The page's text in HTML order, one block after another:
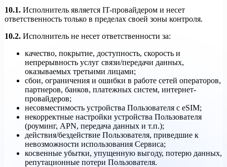
10.1. Исполнитель является IT-провайдером и несет
ответственность только в пределах своей зоны контроля.
10.2. Исполнитель не несет ответственности за:
качество, покрытие, доступность, скорость и
непрерывность услуг связи/передачи данных,
оказываемых третьими лицами;
сбои, ограничения и ошибки в работе сетей операторов,
партнеров, банков, платежных систем, интернет-
провайдеров;
несовместимость устройства Пользователя с eSIM;
некорректные настройки устройства Пользователя
(роуминг, APN, передача данных и т.п.);
действия/бездействие Пользователя, приведшие к
невозможности использования Сервиса;
косвенные убытки, упущенную выгоду, потерю данных,
репутационные потери Пользователя.